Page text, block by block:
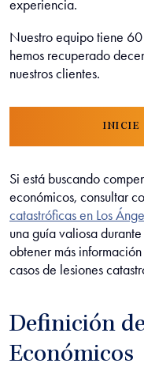
experiencia.
Nuestro equipo tiene
hemos recuperado
nuestros clientes.
INICIE
Si está buscando
económicos, consultar
catastróficas en Los
una guía valiosa
obtener más
casos de lesiones
Definición
Económicos